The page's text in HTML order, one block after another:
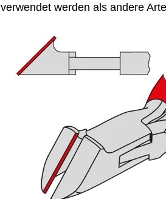
verwendet werden als andere